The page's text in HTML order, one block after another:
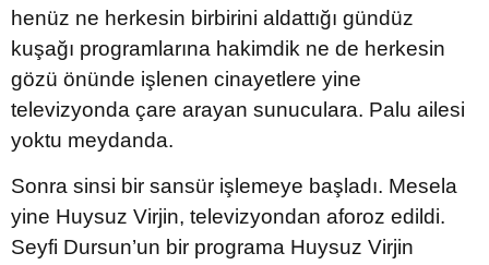
henüz ne herkesin birbirini aldattığı gündüz
kuşağı programlarına hakimdik ne de herkesin
gözü önünde işlenen cinayetlere yine
televizyonda çare arayan sunuculara. Palu ailesi
yoktu meydanda.
Sonra sinsi bir sansür işlemeye başladı. Mesela
yine Huysuz Virjin, televizyondan aforoz edildi.
Seyfi Dursun’un bir programa Huysuz Virjin